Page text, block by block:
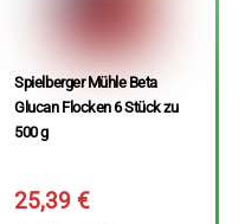
Spielberger Mühle Beta
Glucan Flocken 6 Stück zu
500 g
25,39€